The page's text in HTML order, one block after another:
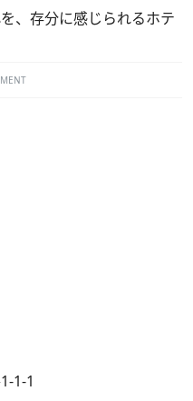
、存分に感じられるホテ
1-1